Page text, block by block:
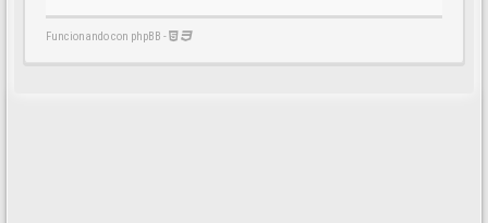
Funcionando con phpBB -